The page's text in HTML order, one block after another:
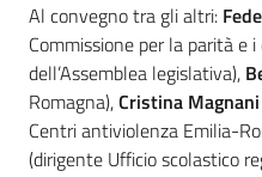
Al convegno tra gli altri:
Commissione per la parità e
dell’Assemblea legislativa),
Romagna),Cristina Magnani
Centri antiviolenza Emilia-
(dirigente Ufficio scolastico